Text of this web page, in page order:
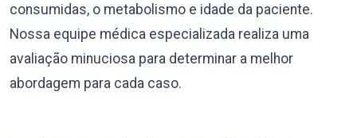
consumidas, o metabolismo e idade da paciente.
Nossa equipe médica especializada realiza uma
avaliação minuciosa para determinar a melhor
abordagem para cada caso.